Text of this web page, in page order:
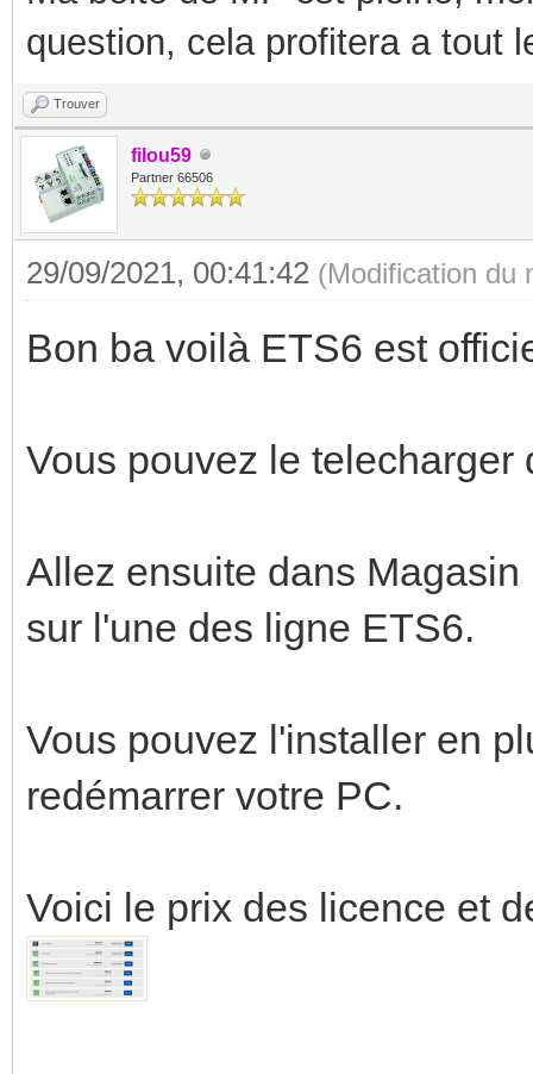
question, cela profitera a tout
Trouver
filou59
Partner 66506
29/09/2021, 00:41:42 (Modification du
Bon ba voilà ETS6 est
Vous pouvez le
Allez ensuite dans
sur l'une des ligne ETS6.
Vous pouvez l'installer en
redémarrer votre PC.
Voici le prix des licence et